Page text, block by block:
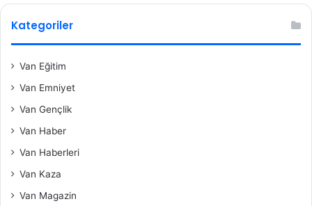
Kategoriler
Van Eğitim
Van Emniyet
Van Gençlik
Van Haber
Van Haberleri
Van Kaza
Van Magazin